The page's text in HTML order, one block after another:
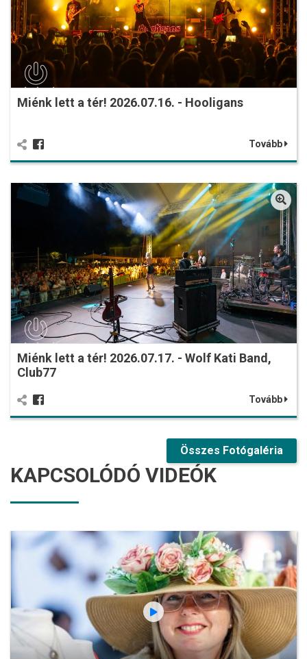
Miénk lett a tér! 2026.07.16. - Hooligans
Tovább
Miénk lett a tér! 2026.07.17. - Wolf Kati Band,
Club77
Tovább
Összes Fotógaléria
KAPCSOLÓDÓ VIDEÓK